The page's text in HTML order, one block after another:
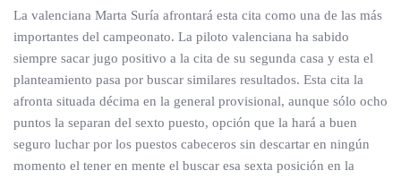
La valenciana Marta Suría afrontará esta cita como una de las más
importantes del campeonato. La piloto valenciana ha sabido
siempre sacar jugo positivo a la cita de su segunda casa y esta el
planteamiento pasa por buscar similares resultados. Esta cita la
afronta situada décima en la general provisional, aunque sólo ocho
puntos la separan del sexto puesto, opción que la hará a buen
seguro luchar por los puestos cabeceros sin descartar en ningún
momento el tener en mente el buscar esa sexta posición en la